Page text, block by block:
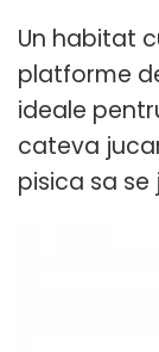
Un habitat
platforme
ideale
cateva
pisica sa se